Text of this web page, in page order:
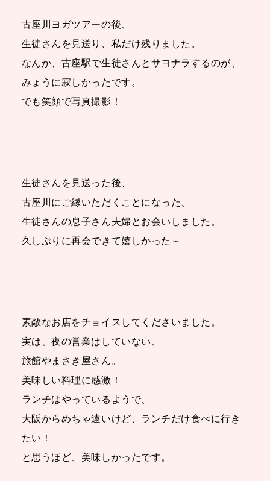
古座川ヨガツアーの後、
生徒さんを見送り、私だけ残りました。
なんか、古座駅で生徒さんとサヨナラするのが、
みょうに寂しかったです。
でも笑顔で写真撮影！
生徒さんを見送った後、
古座川にご縁いただくことになった、
生徒さんの息子さん夫婦とお会いしました。
久しぶりに再会できて嬉しかった～
素敵なお店をチョイスしてくださいました。
実は、夜の営業はしていない、
旅館やまさき屋さん。
美味しい料理に感激！
ランチはやっているようで、
大阪からめちゃ遠いけど、ランチだけ食べに行き
たい！
と思うほど、美味しかったです。